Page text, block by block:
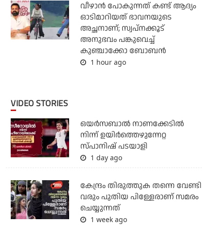
വീഴാന്‍ പോകുന്നത് കണ്ട് ആദ്യം
ഓടിമാറിയത് ഭാവനയുടെ
അച്ഛനാണ്; സ്വപ്‌നക്കൂട്
അനുഭവം പങ്കുവെച്ച്
കുഞ്ചാക്കോ ബോബന്‍
1 hour ago
VIDEO STORIES
ഒയര്‍സബാൽ നാണക്കേടിൽ
നിന്ന് ഉയിർത്തെഴുന്നേറ്റ
സ്പാനിഷ് പടയാളി
1 day ago
കേന്ദ്രം തിരുത്തുക തന്നെ വേണ്ടി
വരും പുതിയ പിള്ളേരാണ് സമരം
ചെയ്യുന്നത്
1 week ago